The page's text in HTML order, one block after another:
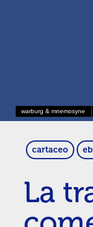
warburg & mnemosyne
cartaceo
La